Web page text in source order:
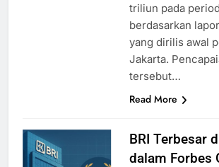
triliun pada
berdasarkan
yang dirilis awal
Jakarta.
tersebut…
Read More
BRI Terbesar
dalam Forbes